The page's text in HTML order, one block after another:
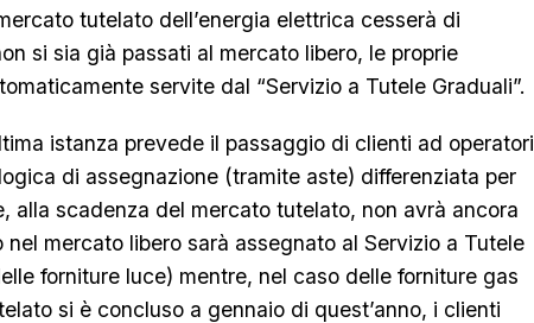
tutelato dell’energia elettrica cesserà di
si sia già passati al mercato libero, le proprie
servite dal “Servizio a Tutele Graduali”.
istanza prevede il passaggio di clienti ad operatori
di assegnazione (tramite aste) differenziata per
alla scadenza del mercato tutelato, non avrà ancora
mercato libero sarà assegnato al Servizio a Tutele
forniture luce) mentre, nel caso delle forniture gas
si è concluso a gennaio di quest’anno, i clienti